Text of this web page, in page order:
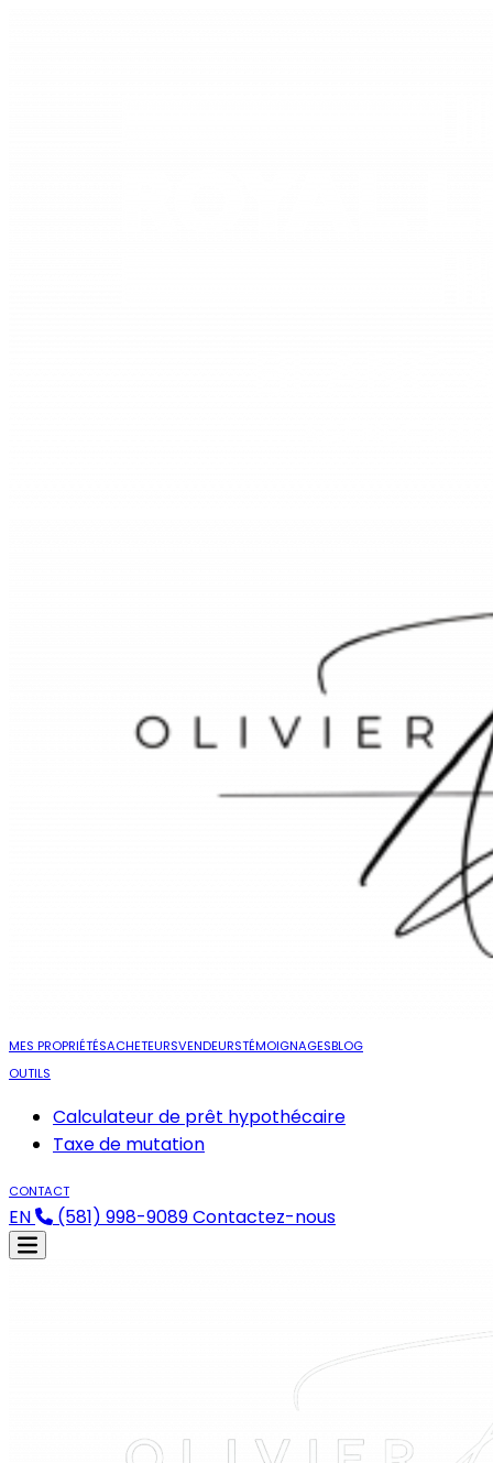
MES PROPRIÉTÉSACHETEURSVENDEURSTÉMOIGNAGESBLOG
OUTILS
Calculateur de prêt hypothécaire
Taxe de mutation
CONTACT
EN (581) 998-9089Contactez-nous